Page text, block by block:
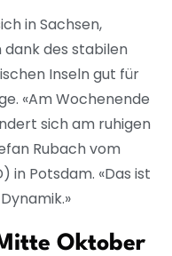
in Sachsen,
des stabilen
Inseln gut für
«Am Wochenende
sich am ruhigen
Rubach vom
in Potsdam. «Das ist
Oktober